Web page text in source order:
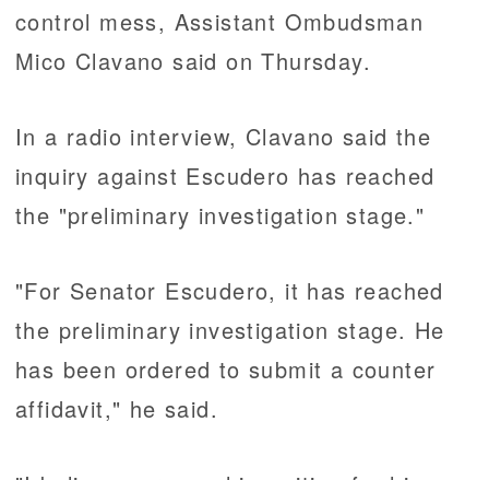
control mess, Assistant Ombudsman
Mico Clavano said on Thursday.
In a radio interview, Clavano said the
inquiry against Escudero has reached
the "preliminary investigation stage."
"For Senator Escudero, it has reached
the preliminary investigation stage. He
has been ordered to submit a counter
affidavit," he said.